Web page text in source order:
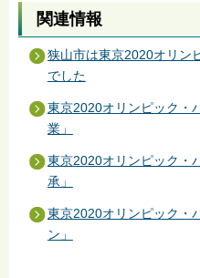
関連情報
狭山市は東京2020オリン
でした
東京2020オリンピック・
業」
東京2020オリンピック・
承」
東京2020オリンピック・
ン」